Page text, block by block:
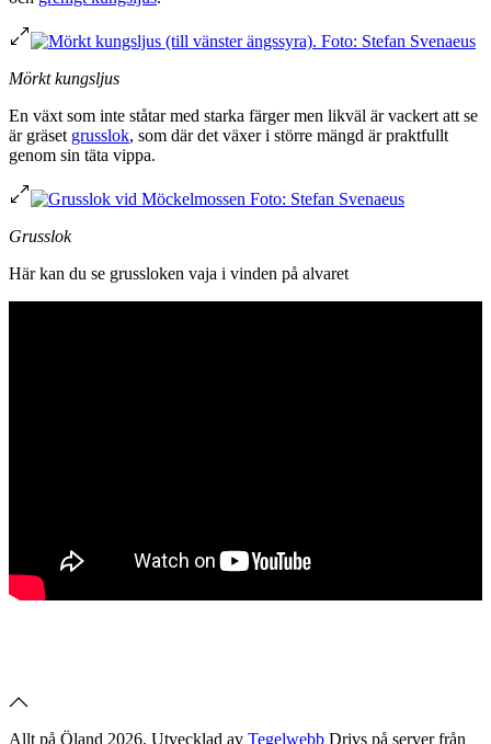
Mörkt kungsljus
En växt som inte ståtar med starka färger men likväl är vackert att se
är gräset grusslok, som där det växer i större mängd är praktfullt
genom sin täta vippa.
Grusslok
Här kan du se grussloken vaja i vinden på alvaret
Allt på Öland 2026. Utvecklad av Tegelwebb Drivs på server från